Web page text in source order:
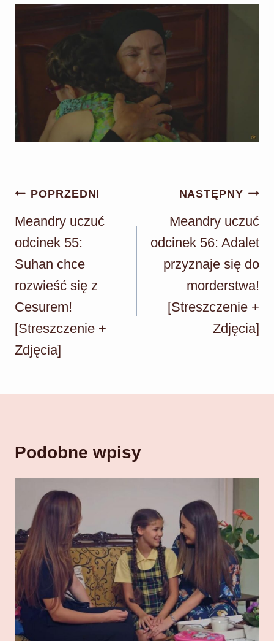
Nawigacja
wpisu
POPRZEDNI
Meandry uczuć
odcinek 55:
Suhan chce
rozwieść się z
Cesurem!
[Streszczenie +
Zdjęcia]
NASTĘPNY
Meandry uczuć
odcinek 56: Adalet
przyznaje się do
morderstwa!
[Streszczenie +
Zdjęcia]
Podobne wpisy